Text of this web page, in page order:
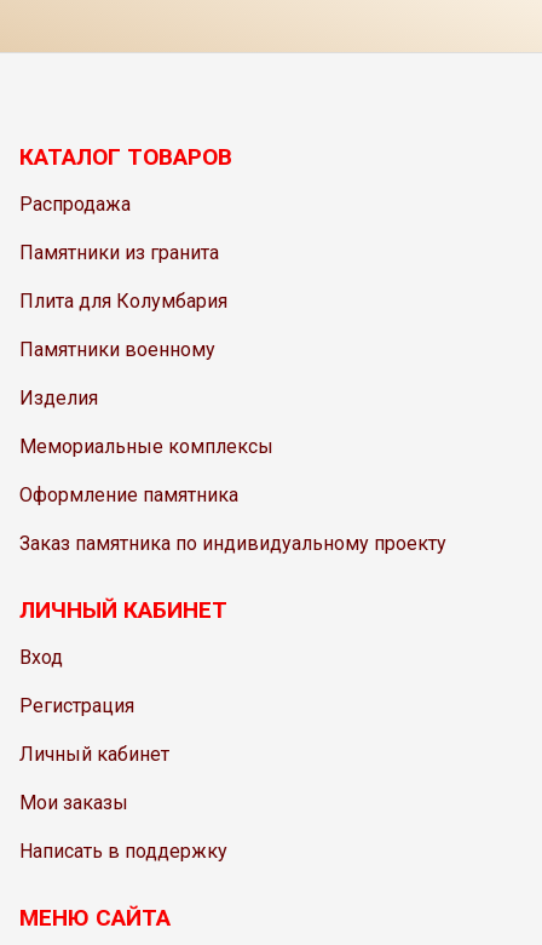
КАТАЛОГ ТОВАРОВ
Распродажа
Памятники из гранита
Плита для Колумбария
Памятники военному
Изделия
Мемориальные комплексы
Оформление памятника
Заказ памятника по индивидуальному проекту
ЛИЧНЫЙ КАБИНЕТ
Вход
Регистрация
Личный кабинет
Мои заказы
Написать в поддержку
МЕНЮ САЙТА